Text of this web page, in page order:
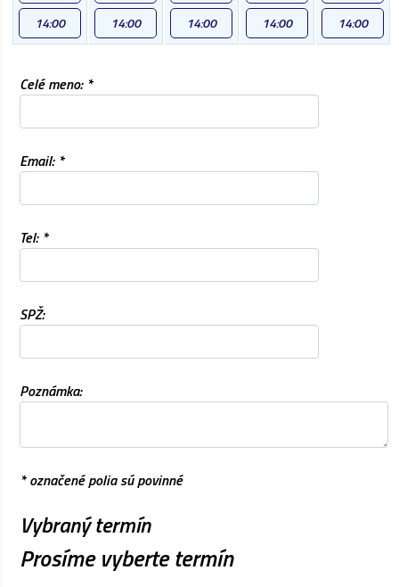
14:00
14:00
14:00
14:00
14:00
Celé meno: *
Email: *
Tel: *
SPŽ:
Poznámka:
* označené polia sú povinné
Vybraný termín
Prosíme vyberte termín